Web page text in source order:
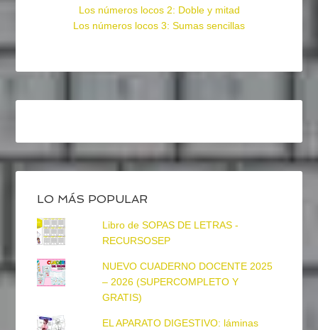
Los números locos 2: Doble y mitad
Los números locos 3: Sumas sencillas
LO MÁS POPULAR
Libro de SOPAS DE LETRAS -
RECURSOSEP
NUEVO CUADERNO DOCENTE 2025
– 2026 (SUPERCOMPLETO Y
GRATIS)
EL APARATO DIGESTIVO: láminas